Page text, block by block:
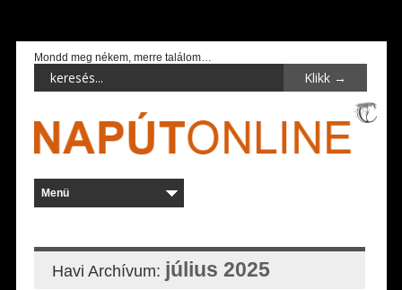
Mondd meg nékem, merre találom…
Havi Archívum: július 2025